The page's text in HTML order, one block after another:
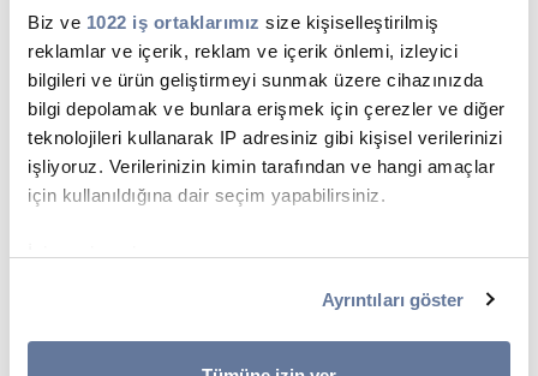
Biz ve 1022 iş ortaklarımız size kişiselleştirilmiş
reklamlar ve içerik, reklam ve içerik önlemi, izleyici
bilgileri ve ürün geliştirmeyi sunmak üzere cihazınızda
bilgi depolamak ve bunlara erişmek için çerezler ve diğer
teknolojileri kullanarak IP adresiniz gibi kişisel verilerinizi
işliyoruz. Verilerinizin kimin tarafından ve hangi amaçlar
için kullanıldığına dair seçim yapabilirsiniz.
İzin verirseniz, ayrıca:
konumunuzla ilgili bilgileri toplamak istiyoruz
Cihazınızı belirli özellikler (parmak izleri) için aktif
Ayrıntıları göster
Türk Prysmian Kablo'nun
ödenmiş sermayesi ne kadardır?
Toggle
Details
Türk Prysmian Kablo ile ilgili
Finansal Tablolara nereden
ulaşabiliriz?
Toggle
Faaliyet Raporlarına nereden
Details